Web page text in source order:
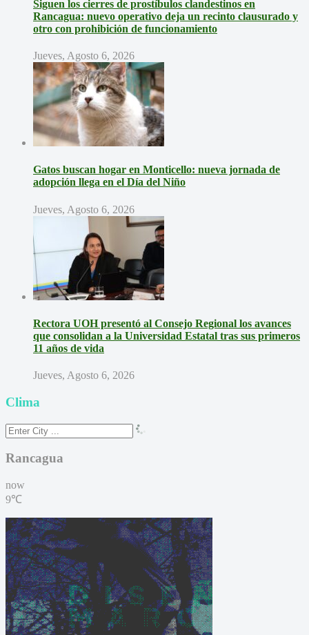
Siguen los cierres de prostíbulos clandestinos en
Rancagua: nuevo operativo deja un recinto clausurado y
otro con prohibición de funcionamiento
Jueves, Agosto 6, 2026
Gatos buscan hogar en Monticello: nueva jornada de
adopción llega en el Día del Niño
Jueves, Agosto 6, 2026
Rectora UOH presentó al Consejo Regional los avances
que consolidan a la Universidad Estatal tras sus primeros
11 años de vida
Jueves, Agosto 6, 2026
Clima
Rancagua
now
9℃